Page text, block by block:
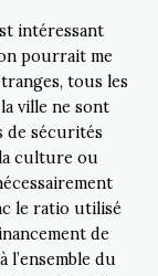
intéressant
pourrait me
tous les
ville ne sont
de sécurités
culture ou
le ratio utilisé
de
l’ensemble du